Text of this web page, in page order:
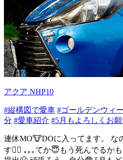
アクア NHP10
#縦構図で愛車 #ゴールデンウィ
分 #愛車紹介 #5月もよろしくお
連休MO🐮DOに入ってます。 な
す🙇‍♂️ ｡｡｡てか😇もう死んでるか